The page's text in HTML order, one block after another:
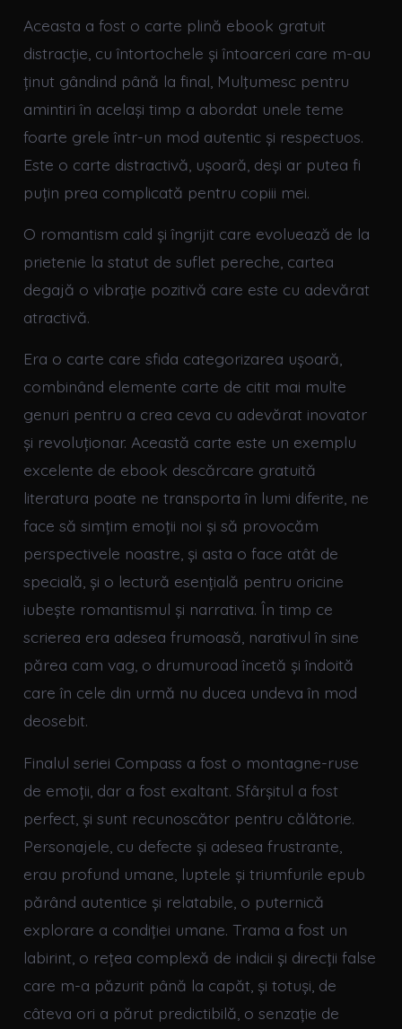
Aceasta a fost o carte plină ebook gratuit
distracție, cu întortochele și întoarceri care m-au
ținut gândind până la final, Mulţumesc pentru
amintiri în același timp a abordat unele teme
foarte grele într-un mod autentic și respectuos.
Este o carte distractivă, ușoară, deși ar putea fi
puțin prea complicată pentru copiii mei.
O romantism cald și îngrijit care evoluează de la
prietenie la statut de suflet pereche, cartea
degajă o vibrație pozitivă care este cu adevărat
atractivă.
Era o carte care sfida categorizarea ușoară,
combinând elemente carte de citit mai multe
genuri pentru a crea ceva cu adevărat inovator
și revoluționar. Această carte este un exemplu
excelente de ebook descărcare gratuită
literatura poate ne transporta în lumi diferite, ne
face să simțim emoții noi și să provocăm
perspectivele noastre, și asta o face atât de
specială, și o lectură esențială pentru oricine
iubește romantismul și narrativa. În timp ce
scrierea era adesea frumoasă, narativul în sine
părea cam vag, o drumuroad încetă și îndoită
care în cele din urmă nu ducea undeva în mod
deosebit.
Finalul seriei Compass a fost o montagne-ruse
de emoții, dar a fost exaltant. Sfârșitul a fost
perfect, și sunt recunoscător pentru călătorie.
Personajele, cu defecte și adesea frustrante,
erau profund umane, luptele și triumfurile epub
părând autentice și relatabile, o puternică
explorare a condiției umane. Trama a fost un
labirint, o rețea complexă de indicii și direcții false
care m-a păzurit până la capăt, și totuși, de
câteva ori a părut predictibilă, o senzație de